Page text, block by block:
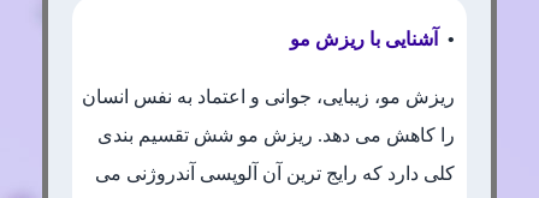
• آشنایی با ریزش مو
ریزش مو، زیبایی، جوانی و اعتماد به نفس انسان
را کاهش می دهد. ریزش مو شش تقسیم بندی
کلی دارد که رایج ترین آن آلوپسی آندروژنی می